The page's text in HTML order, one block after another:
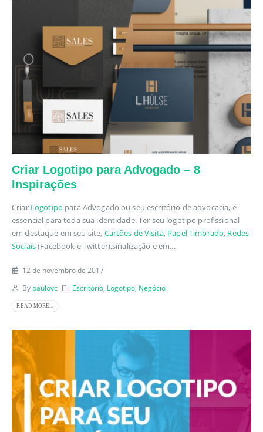
Criar Logotipo para Advogado – 8
Inspirações
Criar Logotipo para Advogado ou seu escritório de advocacia, é
essencial para toda sua identidade. Ter seu logotipo profissional
em destaque em seu site, Cartões de Visita, Papel Timbrado, Redes
Sociais(Facebook e Twitter),sinalização e em...
12 de novembro de 2017
By paulovc Escritório Logotipo Negócio
READ MORE...